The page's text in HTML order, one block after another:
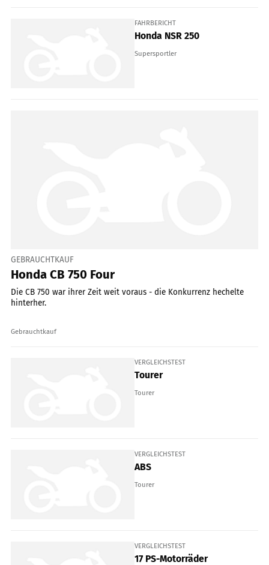
FAHRBERICHT
Honda NSR 250
Supersportler
GEBRAUCHTKAUF
Honda CB 750 Four
Die CB 750 war ihrer Zeit weit voraus - die Konkurrenz hechelte
hinterher.
Gebrauchtkauf
VERGLEICHSTEST
Tourer
Tourer
VERGLEICHSTEST
ABS
Tourer
VERGLEICHSTEST
17 PS-Motorräder